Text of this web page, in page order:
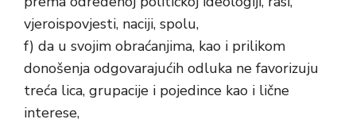
vjeroispovjesti, naciji, spolu,
f) da u svojim obraćanjima, kao i prilikom
donošenja odgovarajućih odluka ne favorizuju
treća lica, grupacije i pojedince kao i lične
interese,